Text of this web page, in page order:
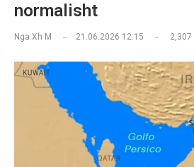
normalisht
Nga Xh M 21.06.2026 12:15 2,307